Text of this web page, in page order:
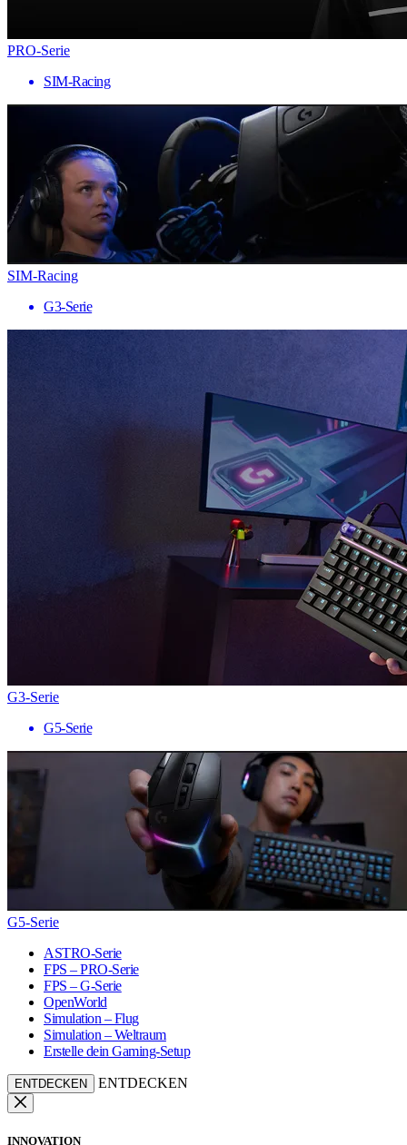
PRO-Serie
SIM-Racing
SIM-Racing
G3-Serie
G3-Serie
G5-Serie
G5-Serie
ASTRO-Serie
FPS – PRO-Serie
FPS – G-Serie
OpenWorld
Simulation – Flug
Simulation – Weltraum
Erstelle dein Gaming-Setup
ENTDECKEN ENTDECKEN
INNOVATION